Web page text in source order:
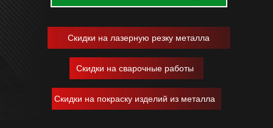
Скидки на лазерную резку металла
Скидки на сварочные работы
Скидки на покраску изделий из металла